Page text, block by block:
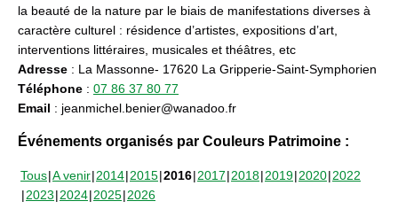
la beauté de la nature par le biais de manifestations diverses à
caractère culturel : résidence d’artistes, expositions d’art,
interventions littéraires, musicales et théâtres, etc
Adresse : La Massonne- 17620 La Gripperie-Saint-Symphorien
Téléphone : 07 86 37 80 77
Email : jeanmichel.benier@wanadoo.fr
Événements organisés par Couleurs Patrimoine :
Tous A venir 2014 2015 2016 2017 2018 2019 2020 2022
2023 2024 2025 2026